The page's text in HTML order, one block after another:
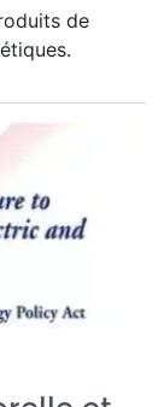
de